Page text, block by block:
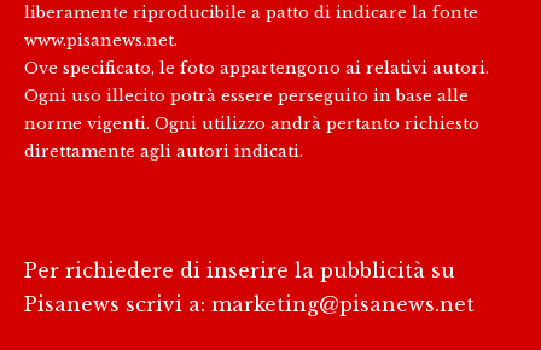
liberamente riproducibile a patto di indicare la fonte
www.pisanews.net.
Ove specificato, le foto appartengono ai relativi autori.
Ogni uso illecito potrà essere perseguito in base alle
norme vigenti. Ogni utilizzo andrà pertanto richiesto
direttamente agli autori indicati.
Per richiedere di inserire la pubblicità su
Pisanews scrivi a: marketing@pisanews.net